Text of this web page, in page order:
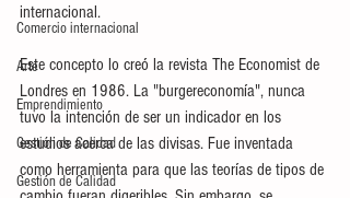
Comercio internacional
Arte
Emprendimiento
Gestión de Calidad
Gestión de Calidad
internacional.
Este concepto lo creó la revista The Economist de
Londres en 1986. La "burgereconomía", nunca
tuvo la intención de ser un indicador en los
estudios acerca de las divisas. Fue inventada
como herramienta para que las teorías de tipos de